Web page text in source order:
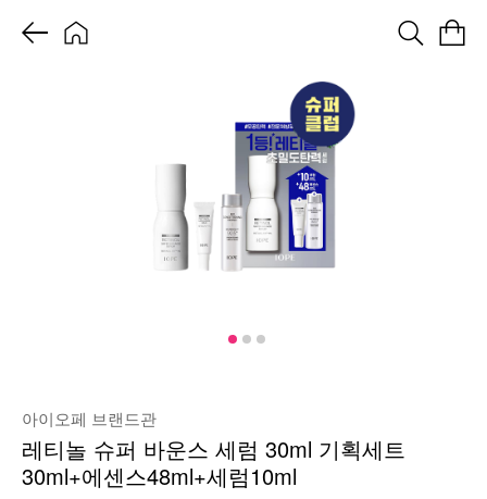
아이오페 브랜드관
레티놀 슈퍼 바운스 세럼 30ml 기획세트
30ml+에센스48ml+세럼10ml